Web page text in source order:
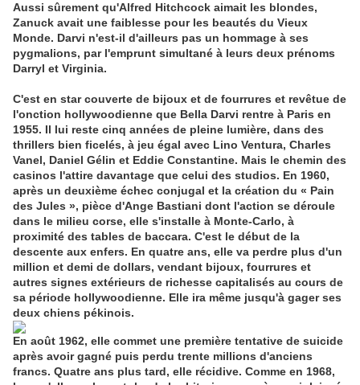
Aussi sûrement qu'Alfred Hitchcock aimait les blondes,
Zanuck avait une faiblesse pour les beautés du Vieux
Monde. Darvi n'est-il d'ailleurs pas un hommage à ses
pygmalions, par l'emprunt simultané à leurs deux prénoms
Darryl et Virginia.
C'est en star couverte de bijoux et de fourrures et revêtue de
l'onction hollywoodienne que Bella Darvi rentre à Paris en
1955. Il lui reste cinq années de pleine lumière, dans des
thrillers bien ficelés, à jeu égal avec Lino Ventura, Charles
Vanel, Daniel Gélin et Eddie Constantine. Mais le chemin des
casinos l'attire davantage que celui des studios. En 1960,
après un deuxième échec conjugal et la création du « Pain
des Jules », pièce d'Ange Bastiani dont l'action se déroule
dans le milieu corse, elle s'installe à Monte-Carlo, à
proximité des tables de baccara. C'est le début de la
descente aux enfers. En quatre ans, elle va perdre plus d'un
million et demi de dollars, vendant bijoux, fourrures et
autres signes extérieurs de richesse capitalisés au cours de
sa période hollywoodienne. Elle ira même jusqu'à gager ses
deux chiens pékinois.
En août 1962, elle commet une première tentative de suicide
après avoir gagné puis perdu trente millions d'anciens
francs. Quatre ans plus tard, elle récidive. Comme en 1968,